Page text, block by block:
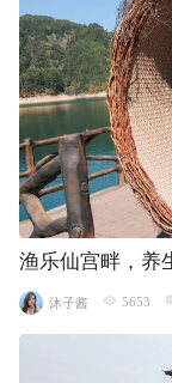
渔乐仙宫畔，养
沐子酱 5653